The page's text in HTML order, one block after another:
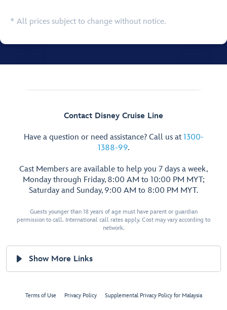
* All prices subject to change without notice.
Contact Disney Cruise Line
Have a question or need assistance? Call us at 1300-
1388-99.
Cast Members are available to help you 7 days a week,
Monday through Friday, 8:00 AM to 10:00 PM MYT;
Saturday and Sunday, 9:00 AM to 8:00 PM MYT.
Guests younger than 18 years of age must have parent or guardian
permission to call. International call rates apply. Cost may vary according to
network.
Show More Links
Terms of Use Privacy Policy Supplemental Privacy Policy for Malaysia